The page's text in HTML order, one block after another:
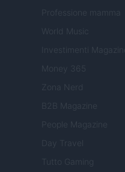
Professione mamma
World Music
Investimenti Magazine
Money 365
Zona Nerd
B2B Magazine
People Magazine
Day Travel
Tutto Gaming